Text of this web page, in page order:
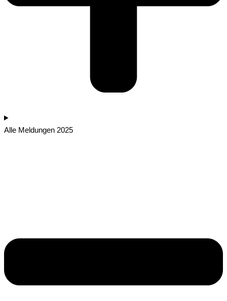
Alle Meldungen 2025